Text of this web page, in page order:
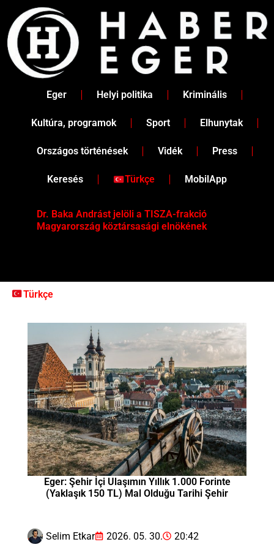
content
Eger Helyi politika Kriminális
Kultúra, programok Sport Elhunytak
Országos történések Vidék Press
Keresés Türkçe MobilApp
Dr. Baka Andrást jelöli a TISZA-frakció
Magyarország köztársasági elnökének
Türkçe
Eger: Şehir İçi Ulaşımın Yıllık 1.000 Forinte
(Yaklaşık 150 TL) Mal Olduğu Tarihi Şehir
Selim Etkar 2026. 05. 30. 20:42